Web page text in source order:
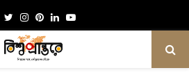
TwitterInstagram
Pinterest
LinkedinYoutube